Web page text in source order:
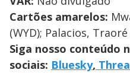
Cartões amarelos:
(WYD); Palacios, Traoré
Siga nosso conteúdo
sociais: Bluesky,